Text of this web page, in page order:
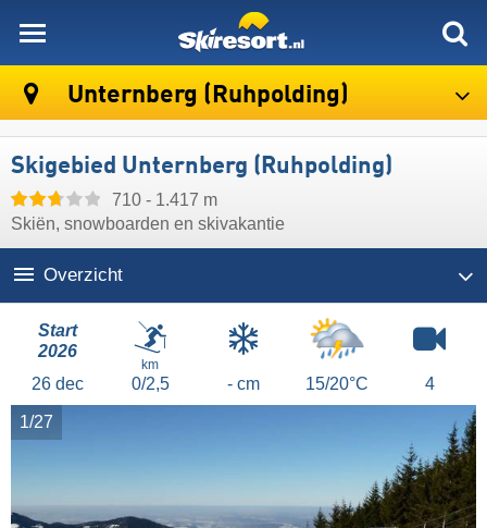
Unternberg (Ruhpolding)
Skigebied Unternberg (Ruhpolding)
710 - 1.417 m
Skiën, snowboarden en skivakantie
Overzicht
Start
2026
26 dec
km
0/2,5 - cm 15/20°C 4
1/27